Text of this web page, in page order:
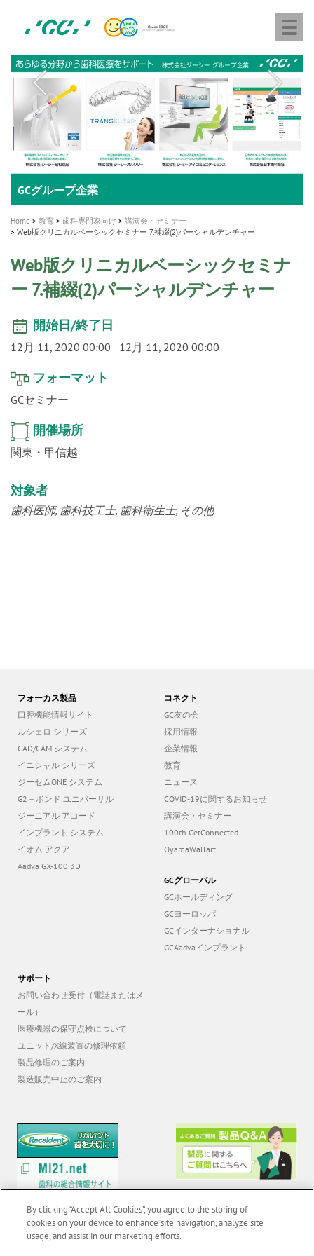
content
社
ジ
ー
シ
ー
M
A healthy smile greatly contributes to your quality of life
新発売 エバーエックス フロー
「セラスマート テクノロジーブック」公開
「イニシャル LiSi（リジ）ブロック テクノロジーブッ
ク」公開
歯を内部まで白くする
新製品 イオム ナゴミ for DH
専用サイトはこちら
新製品バキュクレーブ 118 / 318 Prime
製品の詳細情報はこちら
インプラント Aadva®
GCグループ企業
Home 教育 歯科専門家向け
講演会・セミナー
Web版クリニカルベーシックセミナー 7.補綴(2)パーシャルデンチャー
Web版クリニカルベーシックセミナ
ー 7.補綴(2)パーシャルデンチャー
開始日/終了日
12月 11, 2020 00:00 - 12月 11, 2020 00:00
フォーマット
GCセミナー
開催場所
関東・甲信越
対象者
歯科医師 歯科技工士 歯科衛生士 その他
フォーカス製品
口腔機能情報サイト
ルシェロ シリーズ
CAD/CAM システム
イニシャル シリーズ
ジーセムONE システム
G2－ボンド ユニバーサル
ジーニアル アコード
インプラント システム
イオム アクア
Aadva GX-100 3D
コネクト
GC友の会
採用情報
企業情報
教育
ニュース
COVID-19に関するお知らせ
講演会・セミナー
100th GetConnected
OyamaWallart
GCグローバル
GCホールディング
GCヨーロッパ
GCインターナショナル
GCAadvaインプラント
サポート
お問い合わせ受付（電話またはメ
ール）
医療機器の保守点検について
ユニット/X線装置の修理依頼
製品修理のご案内
製造販売中止のご案内
By clicking “Accept All Cookies”, you agree to the storing of
cookies on your device to enhance site navigation, analyze site
usage, and assist in our marketing efforts.